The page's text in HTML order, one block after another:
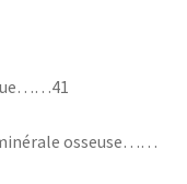
osseuse……